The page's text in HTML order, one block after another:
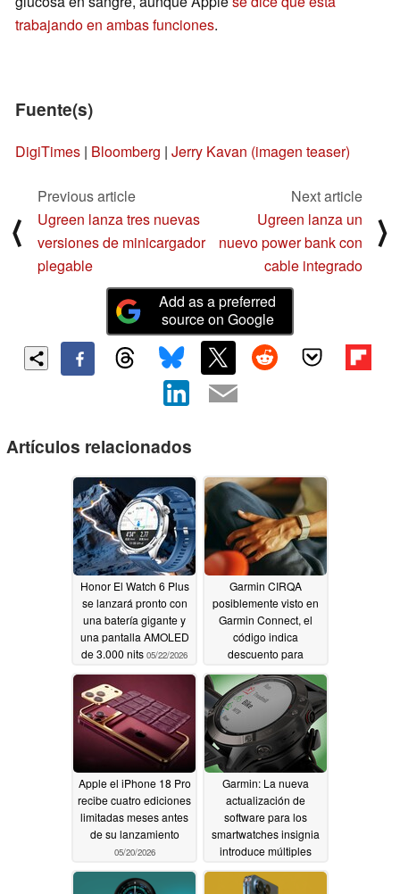
trabajando en ambas funciones.
Fuente(s)
DigiTimes | Bloomberg | Jerry Kavan (imagen teaser)
⟨
Previous article
Ugreen lanza tres nuevas
versiones de minicargador
plegable
Next article
Ugreen lanza un
nuevo power bank con
cable integrado
⟩
Add as a preferred
source on Google
Artículos relacionados
Honor El Watch 6 Plus
se lanzará pronto con
una batería gigante y
una pantalla AMOLED
de 3.000 nits 05/22/2026
Garmin CIRQA
posiblemente visto en
Garmin Connect, el
código indica
descuento para
05/21/2026
Apple el iPhone 18 Pro
recibe cuatro ediciones
limitadas meses antes
de su lanzamiento
05/20/2026
Garmin: La nueva
actualización de
software para los
smartwatches insignia
introduce múltiples
errores y mejoras